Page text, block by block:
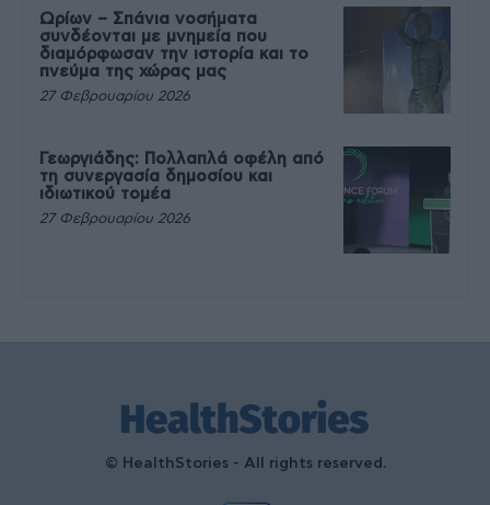
Ωρίων – Σπάνια νοσήματα
συνδέονται με μνημεία που
διαμόρφωσαν την ιστορία και το
πνεύμα της χώρας μας
27 Φεβρουαρίου 2026
Γεωργιάδης: Πολλαπλά οφέλη από
τη συνεργασία δημοσίου και
ιδιωτικού τομέα
27 Φεβρουαρίου 2026
© HealthStories - All rights reserved.